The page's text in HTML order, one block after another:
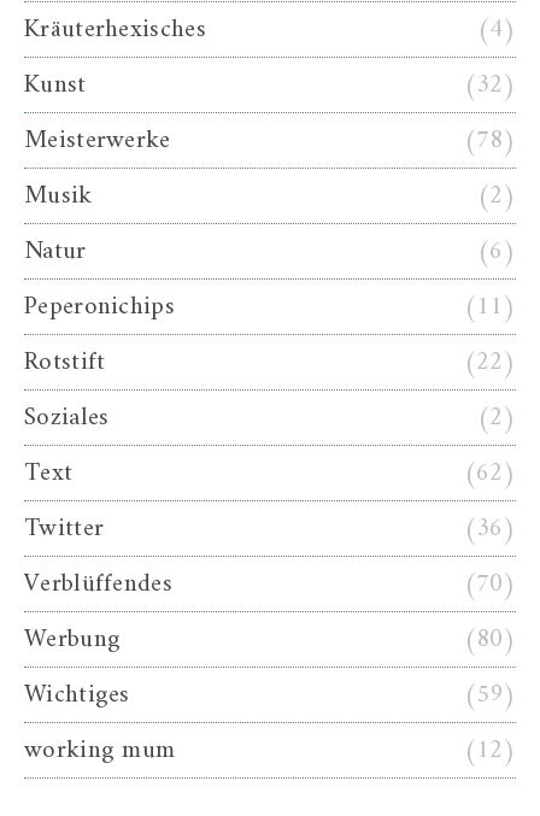
Kräuterhexisches
(4)
Kunst
(32)
Meisterwerke
(78)
Musik
(2)
Natur
(6)
Peperonichips
(11)
Rotstift
(22)
Soziales
(2)
Text
(62)
Twitter
(36)
Verblüffendes
(70)
Werbung
(80)
Wichtiges
(59)
working mum
(12)